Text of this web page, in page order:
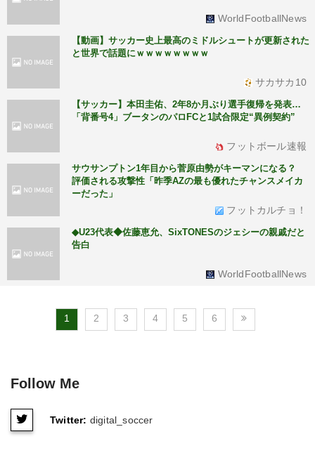
WorldFootballNews
【動画】サッカー史上最高のミドルシュートが更新された
と世界で話題にｗｗｗｗｗｗｗｗ
サカサカ10
【サッカー】本田圭佑、2年8か月ぶり選手復帰を発表…
「背番号4」ブータンのパロFCと1試合限定“異例契約”
フットボール速報
サウサンプトン1年目から菅原由勢がキーマンになる？
評価される攻撃性「昨季AZの最も優れたチャンスメイカ
ーだった」
フットカルチョ！
◆U23代表◆佐藤恵允、SixTONESのジェシーの親戚だと
告白
WorldFootballNews
1 2 3 4 5 6
Follow Me
Twitter: digital_soccer